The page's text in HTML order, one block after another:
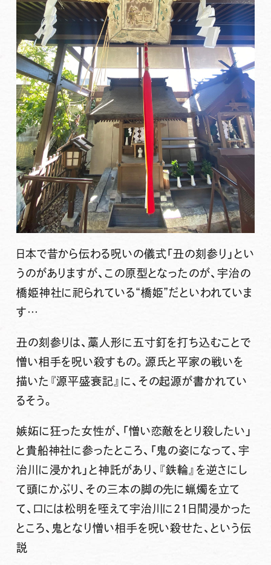
日本で昔から伝わる呪いの儀式「丑の刻参り」とい
うのがありますが、この原型となったのが、宇治の
橋姫神社に祀られている“橋姫”だといわれていま
す…
丑の刻参りは、藁人形に五寸釘を打ち込むことで
憎い相手を呪い殺すもの。源氏と平家の戦いを
描いた『源平盛衰記』に、その起源が書かれてい
るそう。
嫉妬に狂った女性が、「憎い恋敵をとり殺したい」
と貴船神社に参ったところ、「鬼の姿になって、宇
治川に浸かれ」と神託があり、『鉄輪』を逆さにし
て頭にかぶり、その三本の脚の先に蝋燭を立て
て、口には松明を咥えて宇治川に21日間浸かった
ところ、鬼となり憎い相手を呪い殺せた、という伝
説